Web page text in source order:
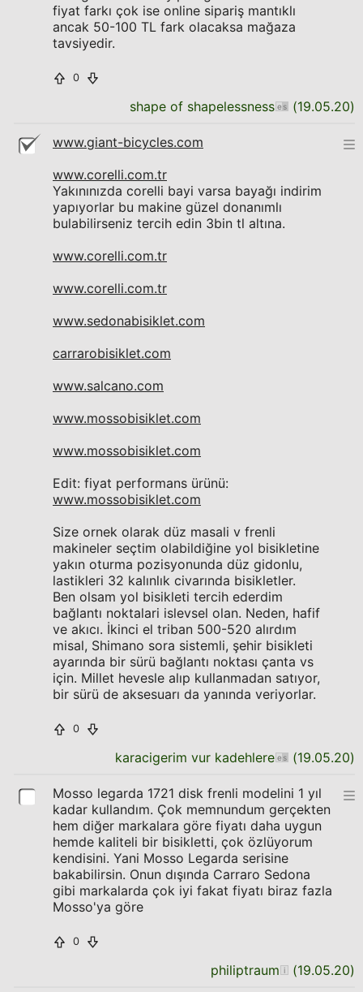
fiyat farkı çok ise online sipariş mantıklı
ancak 50-100 TL fark olacaksa mağaza
tavsiyedir.
0
shape of shapelessness (19.05.20)
www.giant-bicycles.com
www.corelli.com.tr
Yakınınızda corelli bayi varsa bayağı indirim
yapıyorlar bu makine güzel donanımlı
bulabilirseniz tercih edin 3bin tl altına.
www.corelli.com.tr
www.corelli.com.tr
www.sedonabisiklet.com
carrarobisiklet.com
www.salcano.com
www.mossobisiklet.com
www.mossobisiklet.com
Edit: fiyat performans ürünü:
www.mossobisiklet.com
Size ornek olarak düz masali v frenli
makineler seçtim olabildiğine yol bisikletine
yakın oturma pozisyonunda düz gidonlu,
lastikleri 32 kalınlık civarında bisikletler.
Ben olsam yol bisikleti tercih ederdim
bağlantı noktalari islevsel olan. Neden, hafif
ve akıcı. İkinci el triban 500-520 alırdım
misal, Shimano sora sistemli, şehir bisikleti
ayarında bir sürü bağlantı noktası çanta vs
için. Millet hevesle alıp kullanmadan satıyor,
bir sürü de aksesuarı da yanında veriyorlar.
0
karacigerim vur kadehlere (19.05.20)
Mosso legarda 1721 disk frenli modelini 1 yıl
kadar kullandım. Çok memnundum gerçekten
hem diğer markalara göre fiyatı daha uygun
hemde kaliteli bir bisikletti, çok özlüyorum
kendisini. Yani Mosso Legarda serisine
bakabilirsin. Onun dışında Carraro Sedona
gibi markalarda çok iyi fakat fiyatı biraz fazla
Mosso'ya göre
0
philiptraum (19.05.20)